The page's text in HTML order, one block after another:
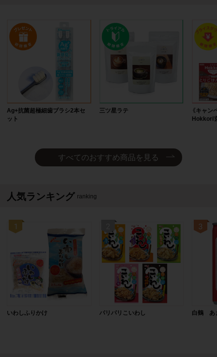
Ag+抗菌超極細歯ブラシ2本セ
ット
三ツ星ラテ
《キャン
Hokkori
すべてのおすすめ商品を見る
人気ランキング ranking
いわしふりかけ パリパリこいわし 白鶴 あ